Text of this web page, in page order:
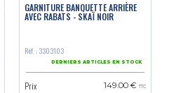
GARNITURE BANQUETTE ARRIÈRE
AVEC RABATS - SKAÏ NOIR
Réf. : 3303103
DERNIERS ARTICLES EN STOCK
Prix 149.00 € TTC